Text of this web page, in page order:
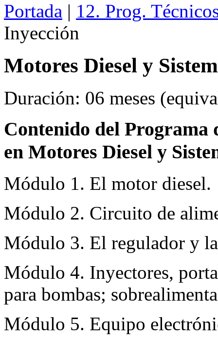
Portada | 12. Prog.
Inyección
Motores Diesel y
Duración: 06 meses
Contenido del Programa
en Motores Diesel y
Módulo 1. El motor diesel.
Módulo 2. Circuito de
Módulo 3. El regulador y
Módulo 4. Inyectores,
para bombas;
Módulo 5. Equipo